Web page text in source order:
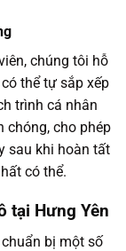
chúng tôi hỗ
thể tự sắp xếp
trình cá nhân
chóng, cho phép
sau khi hoàn tất
có thể.
tại Hưng Yên
bị một số